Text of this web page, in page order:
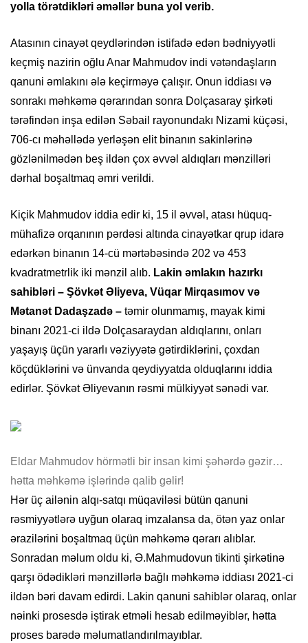
yolla törətdikləri əməllər buna yol verib.
Atasının cinayət qeydlərindən istifadə edən bədniyyətli
keçmiş nazirin oğlu Anar Mahmudov indi vətəndaşların
qanuni əmlakını ələ keçirməyə çalışır. Onun iddiası və
sonrakı məhkəmə qərarından sonra Dolçasaray şirkəti
tərəfindən inşa edilən Səbail rayonundakı Nizami küçəsi,
706-cı məhəllədə yerləşən elit binanın sakinlərinə
gözlənilmədən beş ildən çox əvvəl aldıqları mənzilləri
dərhal boşaltmaq əmri verildi.
Kiçik Mahmudov iddia edir ki, 15 il əvvəl, atası hüquq-
mühafizə orqanının pərdəsi altında cinayətkar qrup idarə
edərkən binanın 14-cü mərtəbəsində 202 və 453
kvadratmetrlik iki mənzil alıb. Lakin əmlakın hazırkı
sahibləri – Şövkət Əliyeva, Vüqar Mirqasımov və
Mətanət Dadaşzadə – təmir olunmamış, mayak kimi
binanı 2021-ci ildə Dolçasaraydan aldıqlarını, onları
yaşayış üçün yararlı vəziyyətə gətirdiklərini, çoxdan
köçdüklərini və ünvanda qeydiyyatda olduqlarını iddia
edirlər. Şövkət Əliyevanın rəsmi mülkiyyət sənədi var.
Eldar Mahmudov hörmətli bir insan kimi şəhərdə gəzir…
hətta məhkəmə işlərində qalib gəlir!
Hər üç ailənin alqı-satqı müqaviləsi bütün qanuni
rəsmiyyətlərə uyğun olaraq imzalansa da, ötən yaz onlar
ərazilərini boşaltmaq üçün məhkəmə qərarı alıblar.
Sonradan məlum oldu ki, Ə.Mahmudovun tikinti şirkətinə
qarşı ödədikləri mənzillərlə bağlı məhkəmə iddiası 2021-ci
ildən bəri davam edirdi. Lakin qanuni sahiblər olaraq, onlar
nəinki prosesdə iştirak etməli hesab edilməyiblər, hətta
proses barədə məlumatlandırılmayıblar.